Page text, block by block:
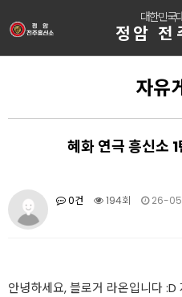
대한민국
정암 전
자유
혜화 연극 흥신소
0건 194회 26-
안녕하세요, 블로거 라온입니다